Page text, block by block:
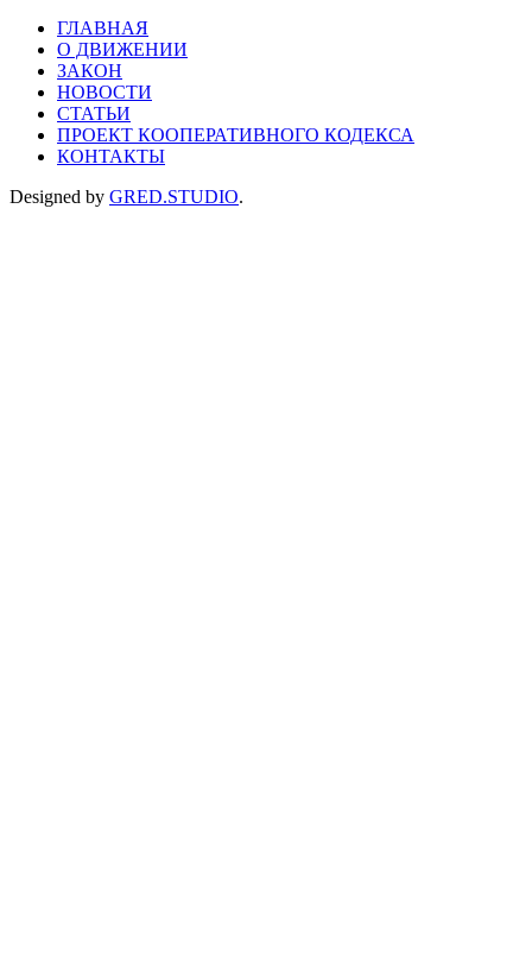
ГЛАВНАЯ
О ДВИЖЕНИИ
ЗАКОН
НОВОСТИ
СТАТЬИ
ПРОЕКТ КООПЕРАТИВНОГО КОДЕКСА
КОНТАКТЫ
Designed by GRED.STUDIO.